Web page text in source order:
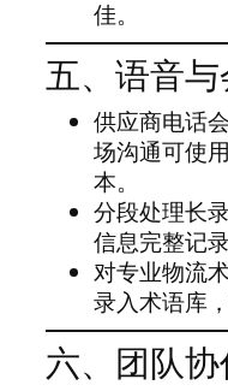
佳。
五、语音
供应商电话
场沟通可使
本。
分段处理长
信息完整记录
对专业物流
录入术语库
六、团队